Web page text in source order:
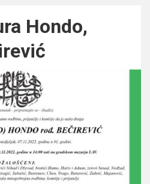
Hondo,